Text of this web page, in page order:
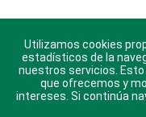
En pocas palabras
Escuchando al corazón
Economía Personal
Descarga nuestras
Utilizamos cookies
estadísticos de la
nuestros servicios.
que ofrecemos y
intereses. Si continúa